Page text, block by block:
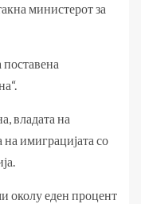
министерот за
владата на
имиграцијата со
околу еден процент